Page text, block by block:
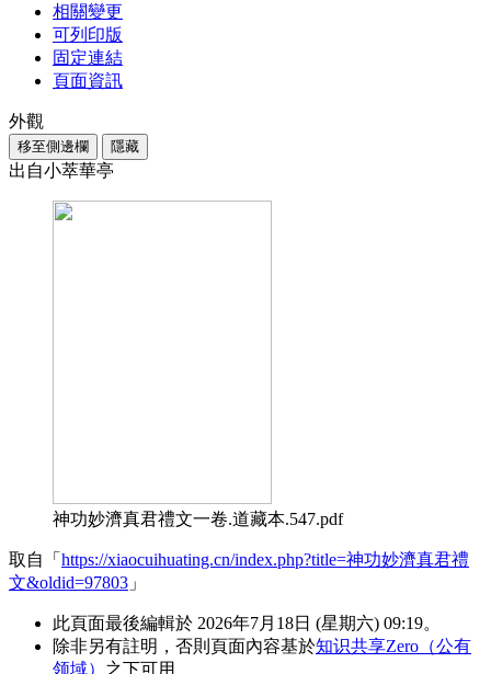
相關變更
可列印版
固定連結
頁面資訊
外觀
移至側邊欄 隱藏
出自小萃華亭
神功妙濟真君禮文一卷.道藏本.547.pdf
取自「 https://xiaocuihuating.cn/index.php?title=神功妙濟真君禮
文&oldid=97803 」
此頁面最後編輯於 2026年7月18日 (星期六) 09:19。
除非另有註明，否則頁面內容基於知识共享Zero（公有
领域） 之下可用